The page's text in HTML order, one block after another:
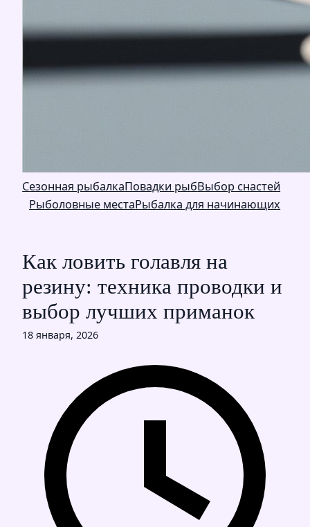
Сезонная рыбалкаПовадки рыбВыбор снастей
Рыболовные местаРыбалка для начинающих
Как ловить голавля на
резину: техника проводки и
выбор лучших приманок
18 января, 2026